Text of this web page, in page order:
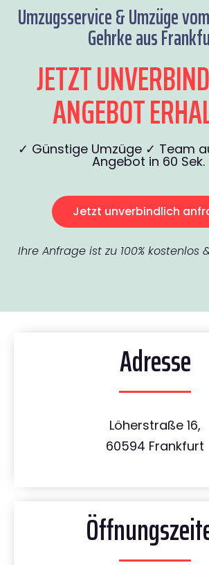
Umzugsservice & Umzüge
Gehrke aus
JETZT
ANGEBOT
✓ Günstige Umzüge ✓ Team
Angebot in 60 Sek.
Jetzt unverbindlich
Ihre Anfrage ist zu 100% kostenlos
Adresse
Löherstraße 16,
60594 Frankfurt